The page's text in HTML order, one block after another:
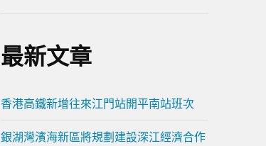
最新文章
香港高鐵新增往來江門站開平南站班次
銀湖灣濱海新區將規劃建設深江經濟合作